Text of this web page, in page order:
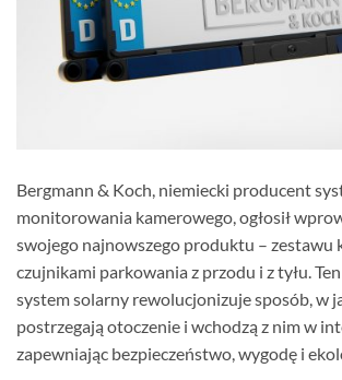
Bergmann & Koch, niemiecki producent
monitorowania kamerowego, ogłosił
swojego najnowszego produktu – zestawu
czujnikami parkowania z przodu i z tyłu.
system solarny rewolucjonizuje sposób, w
postrzegają otoczenie i wchodzą z nim w
zapewniając bezpieczeństwo, wygodę i